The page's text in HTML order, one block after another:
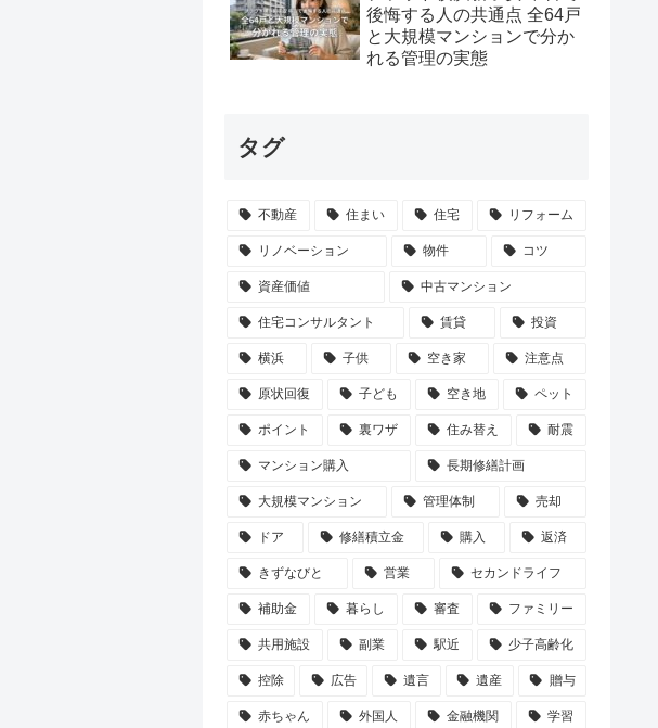
後悔する人の共通点 全64戸
と大規模マンションで分か
れる管理の実態
タグ
不動産 住まい 住宅 リフォーム
リノベーション 物件 コツ
資産価値 中古マンション
住宅コンサルタント 賃貸 投資
横浜 子供 空き家 注意点
原状回復 子ども 空き地 ペット
ポイント 裏ワザ 住み替え 耐震
マンション購入 長期修繕計画
大規模マンション 管理体制 売却
ドア 修繕積立金 購入 返済
きずなびと 営業 セカンドライフ
補助金 暮らし 審査 ファミリー
共用施設 副業 駅近 少子高齢化
控除 広告 遺言 遺産 贈与
赤ちゃん 外国人 金融機関 学習